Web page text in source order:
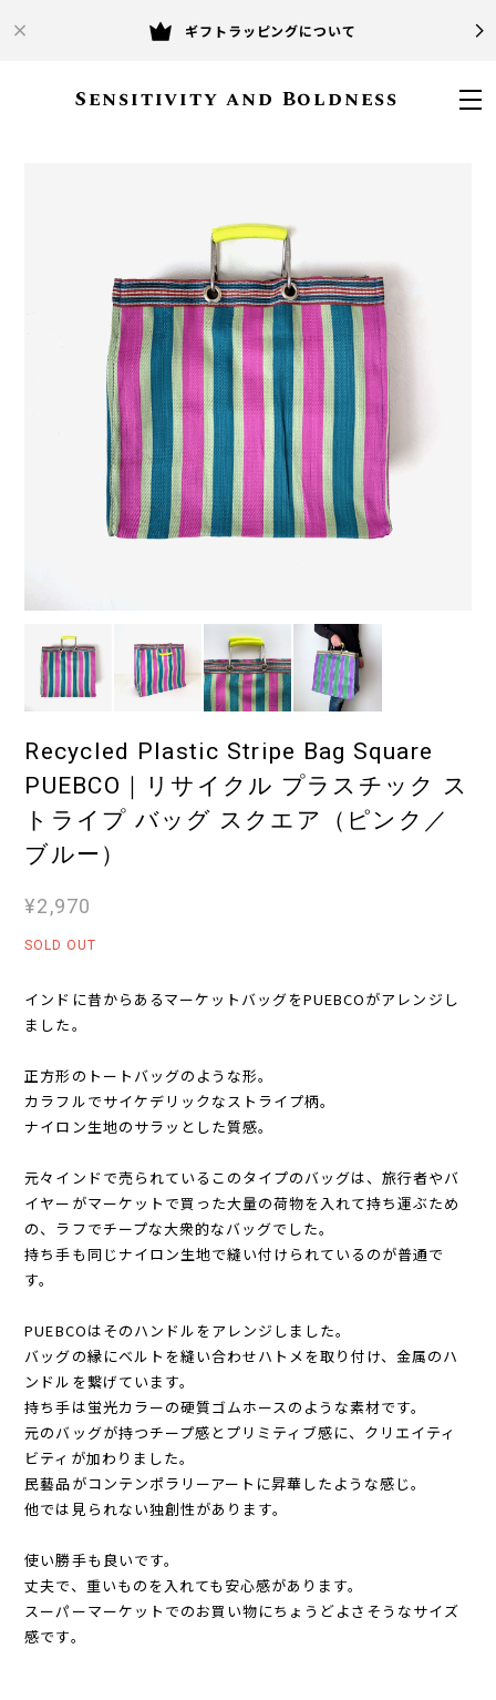
ギフトラッピングについて
Sensitivity and Boldness
Recycled Plastic Stripe Bag Square
PUEBCO｜リサイクル プラスチック ス
トライプ バッグ スクエア（ピンク／
ブルー）
¥2,970
SOLD OUT
インドに昔からあるマーケットバッグをPUEBCOがアレンジし
ました。
正方形のトートバッグのような形。
カラフルでサイケデリックなストライプ柄。
ナイロン生地のサラッとした質感。
元々インドで売られているこのタイプのバッグは、旅行者やバ
イヤーがマーケットで買った大量の荷物を入れて持ち運ぶため
の、ラフでチープな大衆的なバッグでした。
持ち手も同じナイロン生地で縫い付けられているのが普通で
す。
PUEBCOはそのハンドルをアレンジしました。
バッグの縁にベルトを縫い合わせハトメを取り付け、金属のハ
ンドルを繋げています。
持ち手は蛍光カラーの硬質ゴムホースのような素材です。
元のバッグが持つチープ感とプリミティブ感に、クリエイティ
ビティが加わりました。
民藝品がコンテンポラリーアートに昇華したような感じ。
他では見られない独創性があります。
使い勝手も良いです。
丈夫で、重いものを入れても安心感があります。
スーパーマーケットでのお買い物にちょうどよさそうなサイズ
感です。